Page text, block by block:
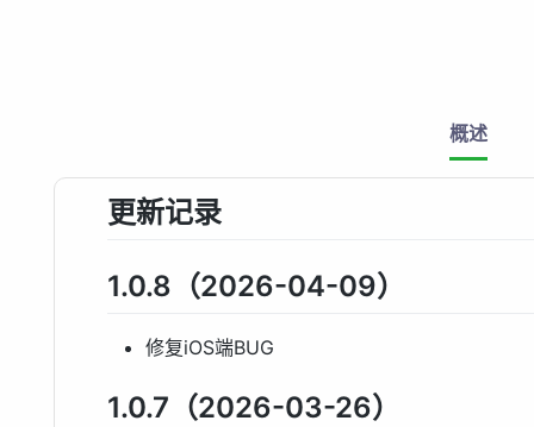
概述
更新记录
1.0.8（2026-04-09）
修复iOS端BUG
1.0.7（2026-03-26）